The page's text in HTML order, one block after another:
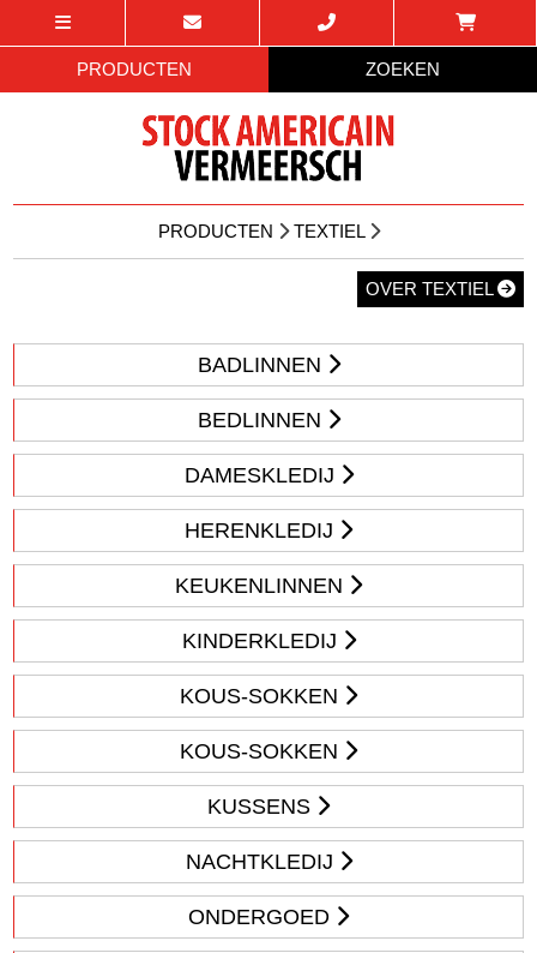
PRODUCTEN ZOEKEN
PRODUCTEN TEXTIEL
OVER TEXTIEL
BADLINNEN
BEDLINNEN
DAMESKLEDIJ
HERENKLEDIJ
KEUKENLINNEN
KINDERKLEDIJ
KOUS-SOKKEN
KOUS-SOKKEN
KUSSENS
NACHTKLEDIJ
ONDERGOED